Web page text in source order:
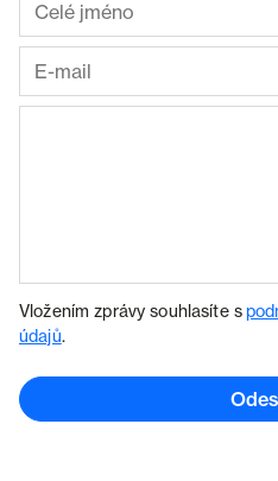
Vložením zprávy souhlasíte s
údajů.